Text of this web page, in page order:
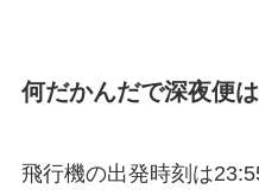
何だかんだで深夜便
飛行機の出発時刻は